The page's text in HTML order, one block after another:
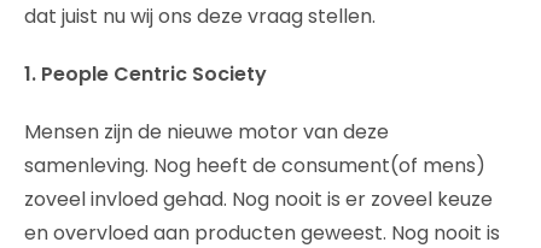
dat juist nu wij ons deze vraag stellen.
1. People Centric Society
Mensen zijn de nieuwe motor van deze
samenleving. Nog heeft de consument(of mens)
zoveel invloed gehad. Nog nooit is er zoveel keuze
en overvloed aan producten geweest. Nog nooit is